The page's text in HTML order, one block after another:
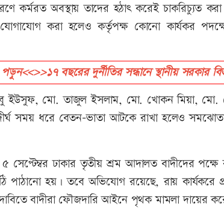
কর্মরত অবস্থায় তাদের হঠাৎ করেই চাকরিচ্যুত
করা হলেও কর্তৃপক্ষ কোনো কার্যকর
বছরের দুর্নীতির সন্ধানে স্থানীয় সরকার
আবু ইউসুফ, মো. তাজুল ইসলাম, মো. খোকন মিয়া,
সময় ধরে বেতন-ভাতা আটকে রাখা হলেও
ঢাকার তৃতীয় শ্রম আদালত বাদীদের পক্ষে
পাঠানো হয়। তবে অভিযোগ রয়েছে, রায়
বাদীরা ফৌজদারি আইনে পৃথক মামলা দায়ের